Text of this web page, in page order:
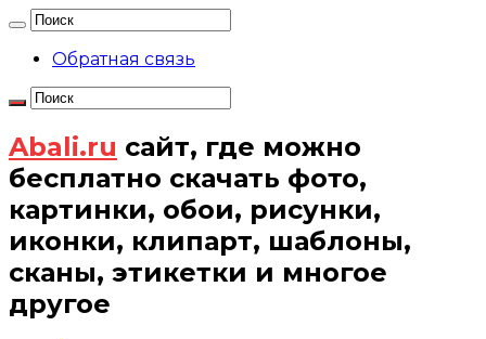
Обратная связь
Abali.ru сайт, где можно
бесплатно скачать фото,
картинки, обои, рисунки,
иконки, клипарт, шаблоны,
сканы, этикетки и многое
другое